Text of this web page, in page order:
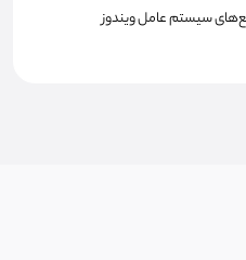
سیستم عامل ویندوز